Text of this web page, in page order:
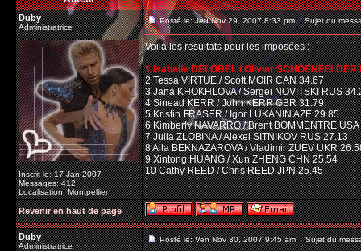
Duby
Administratrice
Inscrit le: 17 Jan 2007
Messages: 412
Localisation: Montpellier
Posté le: Jeu Nov 29, 2007 8:33 pm Sujet du
Voila les resultats pour les imposées :
1 Isabelle DELOBEL / Olivier SCHOENFELDER
2 Tessa VIRTUE / Scott MOIR CAN 34.67
3 Jana KHOKHLOVA / Sergei NOVITSKI RUS
4 Sinead KERR / John KERR GBR 31.79
5 Kristin FRASER / Igor LUKANIN AZE 29.85
6 Kimberly NAVARRO / Brent BOMMENTRE
7 Julia ZLOBINA / Alexei SITNIKOV RUS 27.13
8 Alla BEKNAZAROVA / Vladimir ZUEV UKR
9 Xintong HUANG / Xun ZHENG CHN 25.54
10 Cathy REED / Chris REED JPN 25.45
Revenir en haut de page
Duby
Administratrice
Posté le: Ven Nov 30, 2007 9:45 am Sujet du